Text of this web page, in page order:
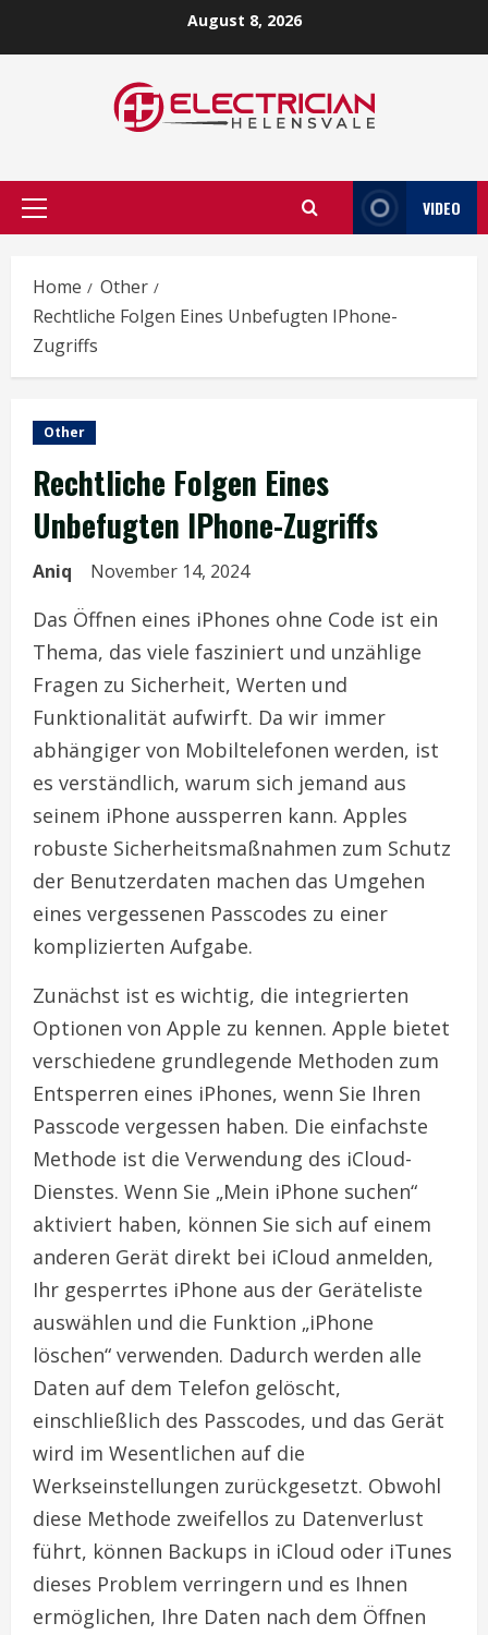
August 8, 2026
Primary
VIDEO
Home
Other
Rechtliche Folgen Eines Unbefugten IPhone-
Zugriffs
Other
Rechtliche Folgen Eines
Unbefugten IPhone-Zugriffs
Aniq November 14, 2024
Das Öffnen eines iPhones ohne Code ist ein
Thema, das viele fasziniert und unzählige
Fragen zu Sicherheit, Werten und
Funktionalität aufwirft. Da wir immer
abhängiger von Mobiltelefonen werden, ist
es verständlich, warum sich jemand aus
seinem iPhone aussperren kann. Apples
robuste Sicherheitsmaßnahmen zum Schutz
der Benutzerdaten machen das Umgehen
eines vergessenen Passcodes zu einer
komplizierten Aufgabe.
Zunächst ist es wichtig, die integrierten
Optionen von Apple zu kennen. Apple bietet
verschiedene grundlegende Methoden zum
Entsperren eines iPhones, wenn Sie Ihren
Passcode vergessen haben. Die einfachste
Methode ist die Verwendung des iCloud-
Dienstes. Wenn Sie „Mein iPhone suchen“
aktiviert haben, können Sie sich auf einem
anderen Gerät direkt bei iCloud anmelden,
Ihr gesperrtes iPhone aus der Geräteliste
auswählen und die Funktion „iPhone
löschen“ verwenden. Dadurch werden alle
Daten auf dem Telefon gelöscht,
einschließlich des Passcodes, und das Gerät
wird im Wesentlichen auf die
Werkseinstellungen zurückgesetzt. Obwohl
diese Methode zweifellos zu Datenverlust
führt, können Backups in iCloud oder iTunes
dieses Problem verringern und es Ihnen
ermöglichen, Ihre Daten nach dem Öffnen